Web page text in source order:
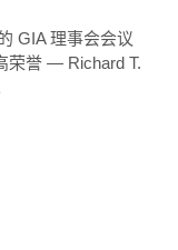
GIA 理事会会议
荣誉 — Richard T.